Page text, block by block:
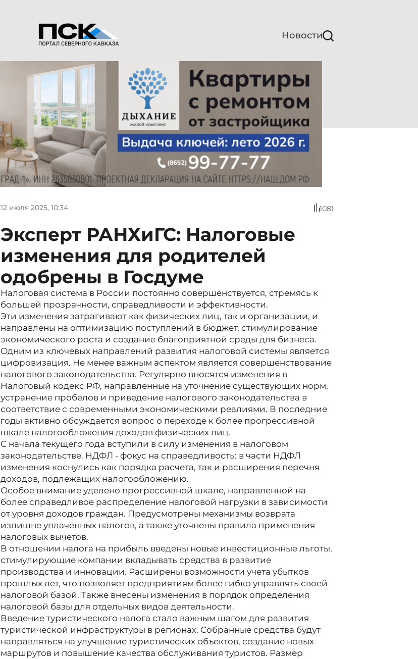
Новости
12 июля 2025, 10:34 1081
Эксперт РАНХиГС: Налоговые
изменения для родителей
одобрены в Госдуме
Налоговая система в России постоянно совершенствуется, стремясь к
большей прозрачности, справедливости и эффективности.
Эти изменения затрагивают как физических лиц, так и организации, и
направлены на оптимизацию поступлений в бюджет, стимулирование
экономического роста и создание благоприятной среды для бизнеса.
Одним из ключевых направлений развития налоговой системы является
цифровизация. Не менее важным аспектом является совершенствование
налогового законодательства. Регулярно вносятся изменения в
Налоговый кодекс РФ, направленные на уточнение существующих норм,
устранение пробелов и приведение налогового законодательства в
соответствие с современными экономическими реалиями. В последние
годы активно обсуждается вопрос о переходе к более прогрессивной
шкале налогообложения доходов физических лиц.
С начала текущего года вступили в силу изменения в налоговом
законодательстве. НДФЛ - фокус на справедливость: в части НДФЛ
изменения коснулись как порядка расчета, так и расширения перечня
доходов, подлежащих налогообложению.
Особое внимание уделено прогрессивной шкале, направленной на
более справедливое распределение налоговой нагрузки в зависимости
от уровня доходов граждан. Предусмотрены механизмы возврата
излишне уплаченных налогов, а также уточнены правила применения
налоговых вычетов.
В отношении налога на прибыль введены новые инвестиционные льготы,
стимулирующие компании вкладывать средства в развитие
производства и инновации. Расширены возможности учета убытков
прошлых лет, что позволяет предприятиям более гибко управлять своей
налоговой базой. Также внесены изменения в порядок определения
налоговой базы для отдельных видов деятельности.
Введение туристического налога стало важным шагом для развития
туристической инфраструктуры в регионах. Собранные средства будут
направляться на улучшение туристических объектов, создание новых
маршрутов и повышение качества обслуживания туристов. Размер